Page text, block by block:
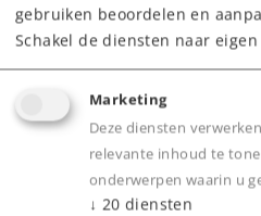
Highlights
Koelwagen Ths 42 voor
gebruiken beoordelen en
Schakel de diensten naar
Marketing
Deze diensten
relevante inhoud te
onderwerpen waarin u
↓ 20 diensten